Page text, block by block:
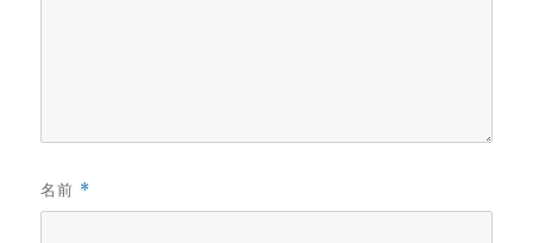
名前 *